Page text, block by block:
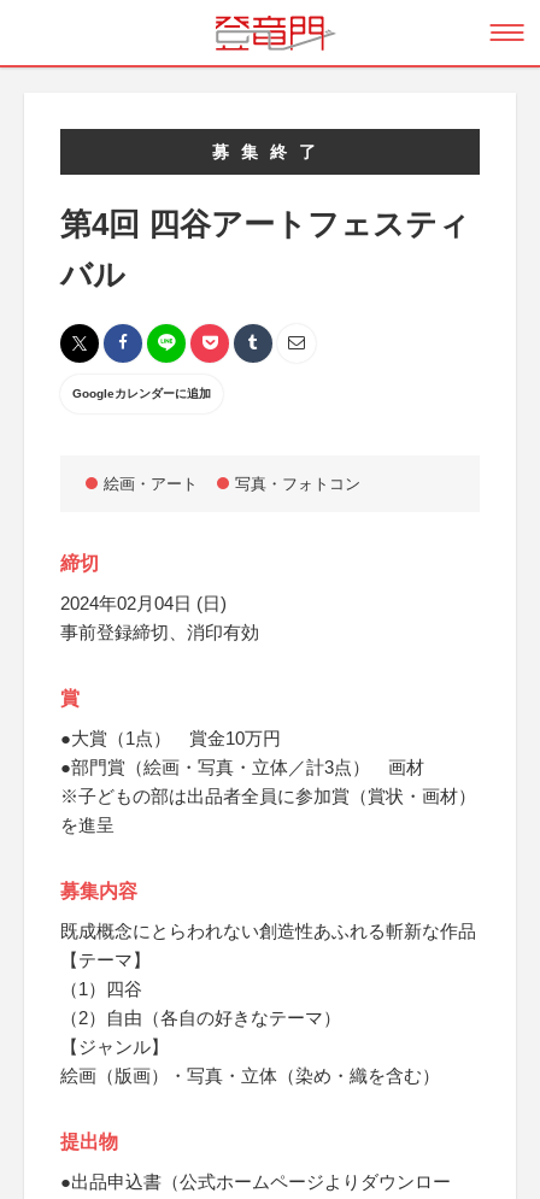
募集終了
第4回 四谷アートフェスティ
バル
Googleカレンダーに追加
絵画・アート 写真・フォトコン
締切
2024年02月04日 (日)
事前登録締切、消印有効
賞
●大賞（1点） 賞金10万円
●部門賞（絵画・写真・立体／計3点） 画材
※子どもの部は出品者全員に参加賞（賞状・画材）
を進呈
募集内容
既成概念にとらわれない創造性あふれる斬新な作品
【テーマ】
（1）四谷
（2）自由（各自の好きなテーマ）
【ジャンル】
絵画（版画）・写真・立体（染め・織を含む）
提出物
●出品申込書（公式ホームページよりダウンロー